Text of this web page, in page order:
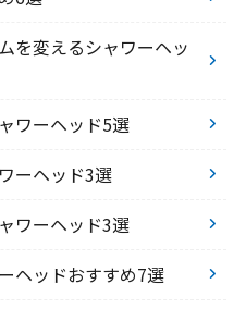
を変えるシャワーヘッ
ワーヘッド5選
ーヘッド3選
ワーヘッド3選
ヘッドおすすめ7選